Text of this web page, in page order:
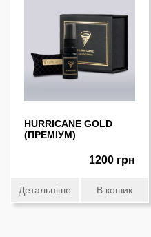
HURRICANE GOLD
(ПРЕМIУМ)
1200 грн
Детальніше В кошик